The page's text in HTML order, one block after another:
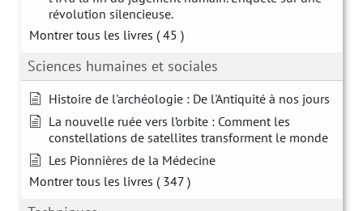
révolution silencieuse.
Montrer tous les livres ( 45 )
Sciences humaines et sociales
Histoire de l'archéologie : De l'Antiquité à nos jours
La nouvelle ruée vers l’orbite : Comment les
constellations de satellites transforment le monde
Les Pionnières de la Médecine
Montrer tous les livres ( 347 )